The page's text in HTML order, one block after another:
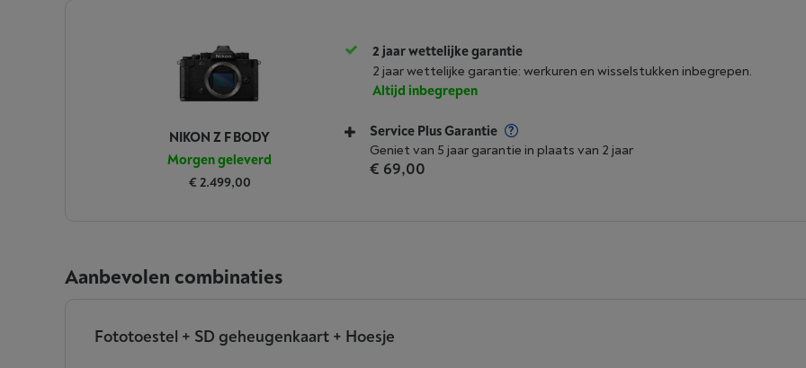
NIKON Z F BODY
Morgen geleverd
€ 2.499,00
2 jaar wettelijke garantie
2 jaar wettelijke garantie: werkuren en wisselstukken inbegrepen.
Altijd inbegrepen
Service Plus Garantie
Geniet van 5 jaar garantie in plaats van 2 jaar
€ 69,00
Aanbevolen combinaties
Fototoestel + SD geheugenkaart + Hoesje